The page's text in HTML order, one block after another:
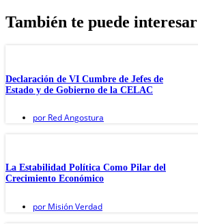
También te puede interesar
Declaración de VI Cumbre de Jefes de
Estado y de Gobierno de la CELAC
por Red Angostura
La Estabilidad Política Como Pilar del
Crecimiento Económico
por Misión Verdad